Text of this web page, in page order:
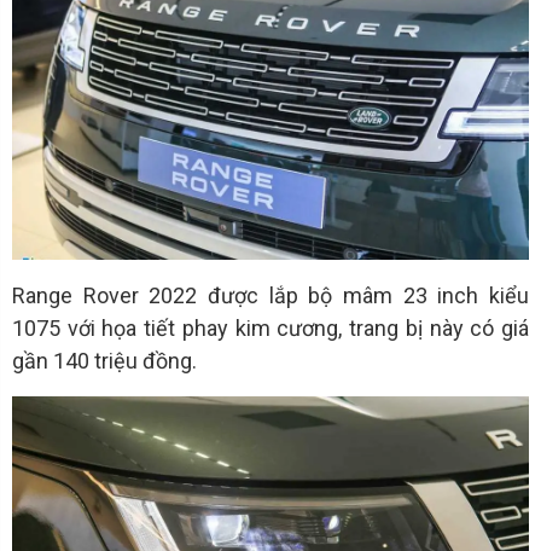
Range Rover 2022 được lắp bộ mâm 23 inch kiểu
1075 với họa tiết phay kim cương, trang bị này có giá
gần 140 triệu đồng.